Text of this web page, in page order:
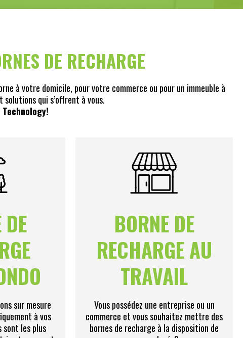
DE RECHARGE
à votre domicile, pour votre commerce ou pour un immeuble à
qui s’offrent à vous.
sur mesure
à vos
sont les plus
BORNE DE
RECHARGE AU
TRAVAIL
Vous possédez une entreprise ou un
commerce et vous souhaitez mettre des
bornes de recharge à la disposition de